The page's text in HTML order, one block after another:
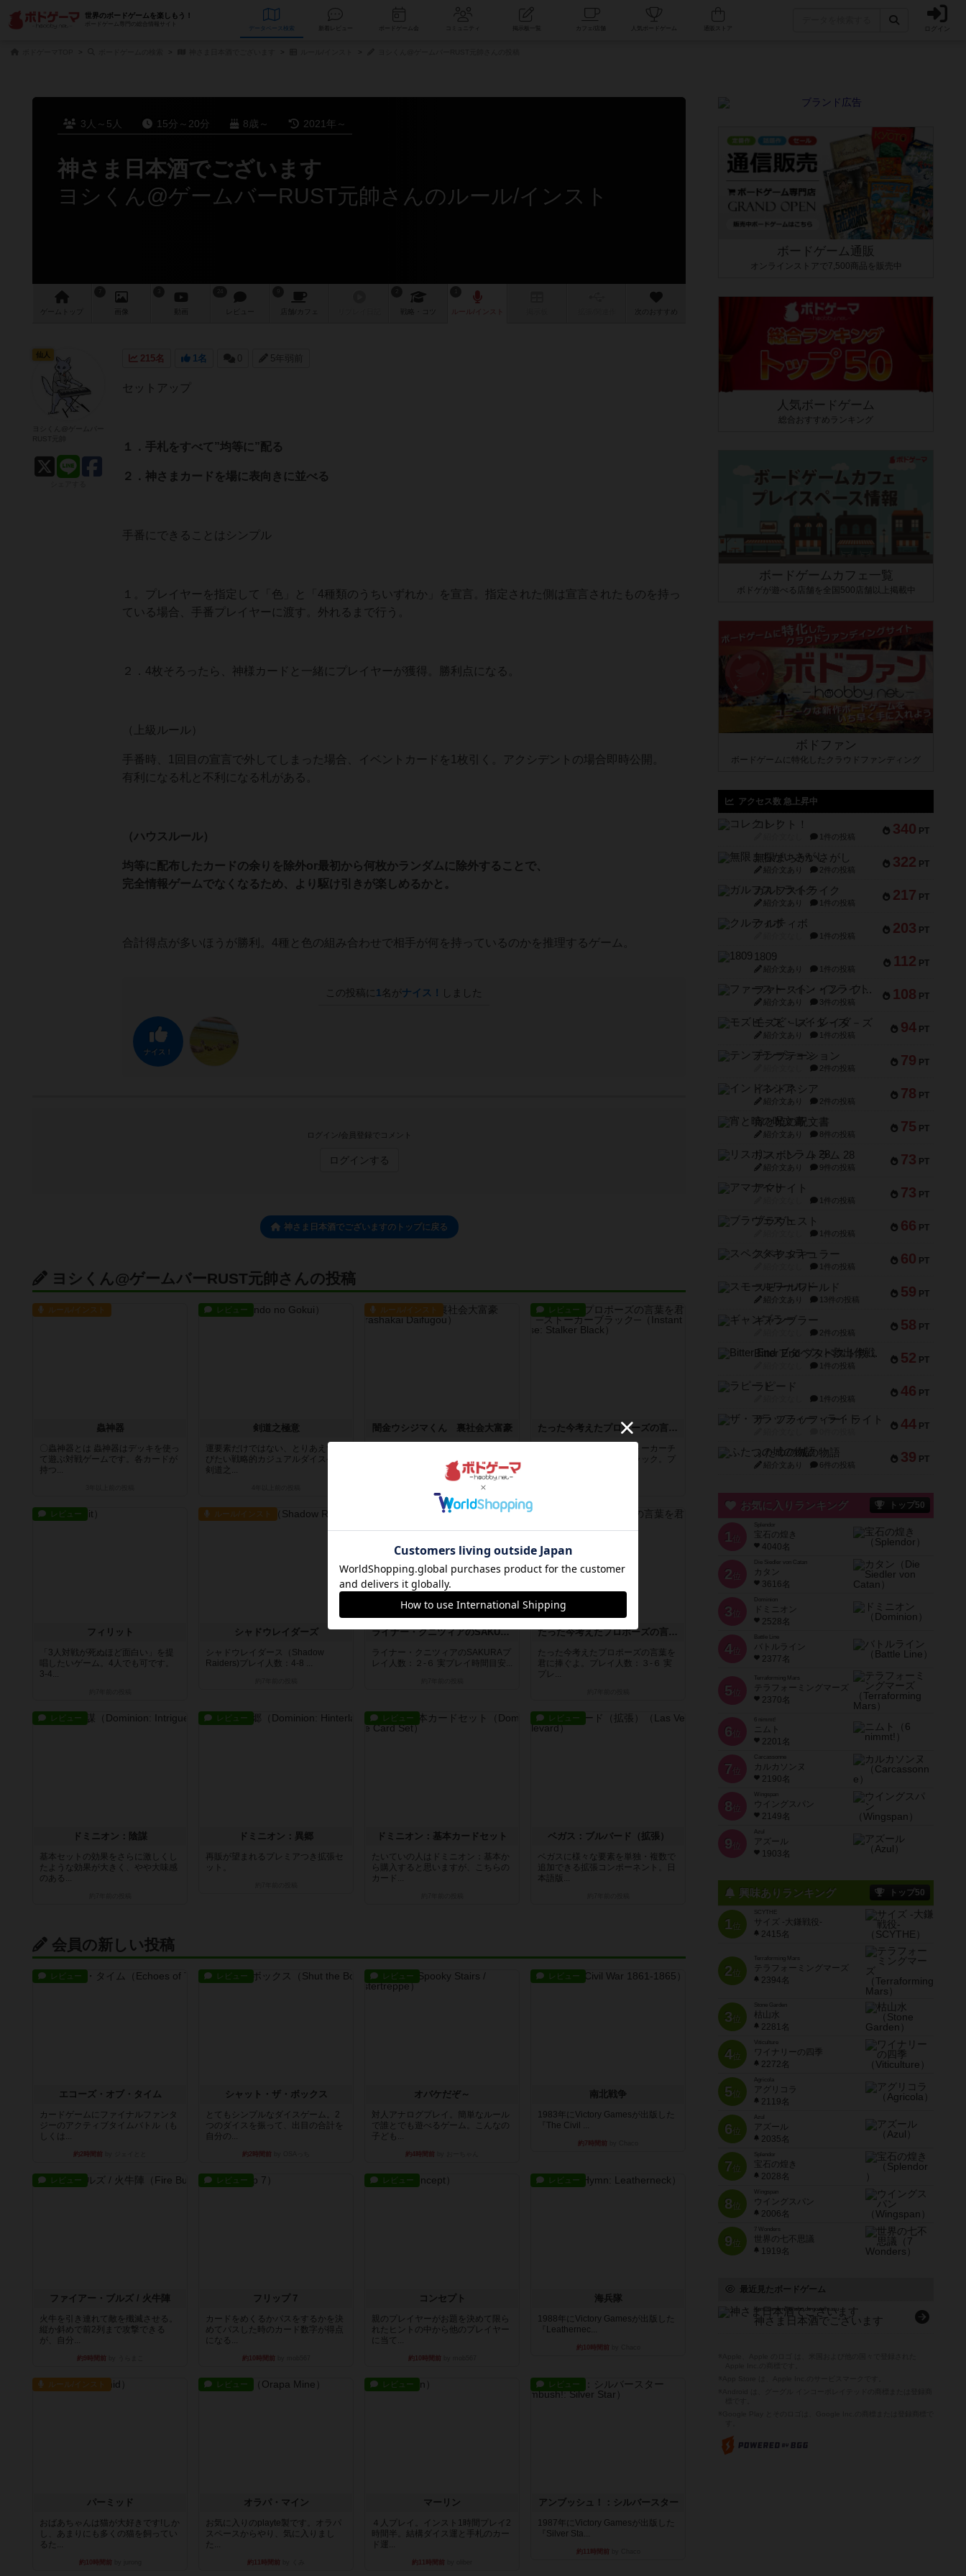
世界のボードゲームを楽しもう！
ボードゲーム専門の総合情報サイト
データベース コミュニティ 人気ボードゲーム ログイン
3人～5人 15分～20分 8歳～ 2021年～
神さま日本酒でございます
ヨシくん@ゲームバーRUST元帥さんのルール/インスト
ゲーム 画像 レビュー 店舗/ カフェ 戦略 次のおすすめ
215名 1名 0 5年弱前
セットアップ
１．手札をすべて”均等に”配る
２．神さまカードを場に表向きに並べる
手番にできることはシンプル
１。プレイヤーを指定して「色」と「4種類のうちいずれか」を宣言。指定された側は宣言されたものを持っ
ている場合、手番プレイヤーに渡す。外れるまで行う。
２．4枚そろったら、神様カードと一緒にプレイヤーが獲得。勝利点になる。
（上級ルール）
手番時、1回目の宣言で外してしまった場合、イベントカードを1枚引く。アクシデントの場合即時公開。
有利になる札と不利になる札がある。
（ハウスルール）
均等に配布したカードの余りを除外or最初から何枚かランダムに除外することで、
完全情報ゲームでなくなるため、より駆け引きが楽しめるかと。
合計得点が多いほうが勝利。4種と色の組み合わせで相手が何を持っているのかを推理するゲーム。
この投稿に 1 名がナイス！ しました
ナイス！
仙人
ログイン/会員登録でコメント
ログインする
神さま日本酒でございますのトップに戻る
ヨシくん@ゲームバーRUST元帥さんの投稿
ルール/インスト
蟲神器
〇蟲神器とは 蟲神器はデッキを使っ
て遊ぶ対戦ゲームです。各カードが
持つ...
レビュー
剣道之極意
運要素だけではない、とりあえず遊
びたい戦略的カジュアルダイスゲー
剣道之...
ルール/インスト
闇金ウシジマくん 裏社会大富豪
ード7枚をよくシャッフルして各プ
レビュー
たった今考えたプロポーズの言葉を君に捧ぐよ。 ─ストーカーブラック─
文言がかなりダークなストーカーチ
ックになるストーカーブラック。プ
レビュー
フィリット
「3人対戦が死ぬほど面白い」を提
唱したいゲーム。4人でも可です。
3-4...
ルール/インスト
シャドウレイダーズ
シャドウレイダース（Shadow
Raiders)プレイ人数：4-8 ...
ライナー・クニツィアのSAKURA
ライナー・クニツィアのSAKURAプ
レイ人数：２-６ 実プレイ時間目安...
たった今考えたプロポーズの言葉を君に捧ぐよ。
たった今考えたプロポーズの言葉を
君に捧ぐよ。プレイ人数：３-６ 実
プレ...
レビュー
ドミニオン：陰謀
基本セットの効果をさらに激しくし
たような効果が大きく、やや大味感
のある...
レビュー
ドミニオン：異郷
再販が望まれるプレミアつき拡張セ
ット。
レビュー
ドミニオン：基本カードセット
たいていの人はドミニオン：基本か
ら購入すると思いますが、こちらの
カード...
レビュー
ベガス：ブルバード（拡張）
ベガスに様々な要素を単独・複数で
追加できる拡張コンポーネント。日
本語版...
会員の新しい投稿
レビュー
エコーズ・オブ・タイム
カードゲームにファイナルファンタ
ジーのアクティブタイムバトル（も
しくは...
約2時間前
レビュー
シャット・ザ・ボックス
とてもシンプルなダイスゲーム。2
つのダイスを振って、出目の合計を
自分の...
約2時間前
レビュー
オバケだぞ～
対人アナログプレイ。簡単なルール
で誰とでも遊べるゲーム。こんなの
子ども...
約4時間前
レビュー
南北戦争
1983年にVictory Gamesが出版した
『The Civil ...
約7時間前
レビュー
ファイアー・ブルズ / 火牛陣
火牛を引き連れて敵を殲滅させる。
縦か斜めで前2列まで攻撃できる
が、自分...
約9時間前
レビュー
フリップ７
カードをめくるかパスをするかを決
めてパスした時のカード数字が得点
になる...
約10時間前
レビュー
コンセプト
親のプレイヤーがお題を決めて限ら
れたヒントの中から他のプレイヤー
に当て...
約10時間前
レビュー
海兵隊
1988年にVictory Gamesが出版した
『Leathernec...
約10時間前
ルール/インスト
パーミッド
おばあちゃんは猫が大好きです!しか
し、あまりにも多くの猫を飼ってい
るた...
約10時間前
レビュー
オラパ・マイン
お気に入りのplayte製です。オラパ
スペースからやり、気に入りまし
た...
約11時間前
レビュー
マーリン
４人プレイ。インスト1時間プレイ2
時間半。結構ダイス運と手札のカー
ド運...
約11時間前
レビュー
アンブッシュ！：シルバースター
1987年にVictory Gamesが出版した
『Silver Sta...
約11時間前
ボードゲーム通販
オンラインストアで7,500商品を販売中
人気ボードゲーム
総合おすすめランキング
ボードゲームカフェ一覧
ボドゲが遊べる店舗を全国500店舗以上掲載中
ボドファン
ボードゲームに特化したクラウドファンディング
アクセス数 急上昇中
340 PT
コレクト！
1件の投稿
322 PT
無限まちがいさがし
紹介文あり 2件の投稿
217 PT
ガルフストライク
紹介文あり 1件の投稿
203 PT
クルティボ
1件の投稿
112 PT
1809
紹介文あり 1件の投稿
108 PT
ファースト・イン・フライト
紹介文あり 3件の投稿
94 PT
モズビ－ズ・レイダ－ズ
紹介文あり 1件の投稿
79 PT
テンプテーション
2件の投稿
78 PT
インドネシア
紹介文あり 2件の投稿
75 PT
宵と暁の呪文書
紹介文あり 8件の投稿
73 PT
リスボン・トラム 28
紹介文あり 9件の投稿
73 PT
アマナイト
1件の投稿
66 PT
ブラヴェスト
1件の投稿
60 PT
スペクタキュラー
1件の投稿
59 PT
スモールワールド
紹介文あり 13件の投稿
58 PT
ギャンブラー
2件の投稿
52 PT
Bitter End ブタペスト救出作戦
1件の投稿
46 PT
ラピード
1件の投稿
44 PT
ザ・フラッフィー・ライト
39 PT
ふたつの城の物語
紹介文あり 6件の投稿
お気に入りランキング トップ50
1 位
宝石の煌き
4040名
2 位
Die Siedler von Catan
カタン
3616名
3 位
ドミニオン
2528名
4位
Battle Line
バトルライン
2377名
5 位
Terraforming Mars
テラフォーミングマーズ
2370名
6 位
ニムト
2201名
7 位
Carcassonne
カルカソンヌ
2190名
8 位
Wingspan
ウイングスパン
2149名
9 位
Azul
アズール
1903名
興味ありランキング トップ50
1位
SCYTHE
サイズ -大鎌戦役-
2415名
2位
Terraforming Mars
テラフォーミングマーズ
2394名
3位
Stone Garden
枯山水
2281名
4位
Viticulture
ワイナリーの四季
2272名
5位
Agricola
アグリコラ
2119名
6位
Azul
アズール
2035名
7位
宝石の煌き
2028名
8位
Wingspan
ウイングスパン
2006名
9位
7 Wonders
世界の七不思議
1919名
最近見たボードゲーム
Kamisama nihonshu de gozaimasu
神さま日本酒でございます